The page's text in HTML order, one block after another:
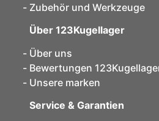
Zubehör und Werkzeuge
Über 123Kugellager
Über uns
Bewertungen
Unsere marken
Service & Garantien